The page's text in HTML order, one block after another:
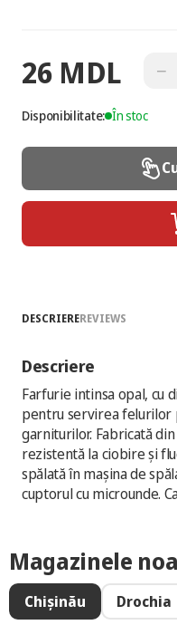
26 MDL −
Disponibilitate: În stoc
DESCRIEREREVIEWS
Descriere
Farfurie intinsa opal, cu
pentru servirea felurilor
garniturilor. Fabricată
rezistentă la ciobire și
spălată în mașina de
cuptorul cu microunde.
Magazinele
Chișinău Drochia